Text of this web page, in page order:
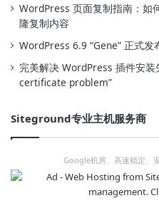
WordPress 页面复制指南：如
隆复制内容
WordPress 6.9 “Gene” 正式
完美解决 WordPress 插件安装
certificate problem”
Siteground专业主机服务商
Google机房、高速稳定、